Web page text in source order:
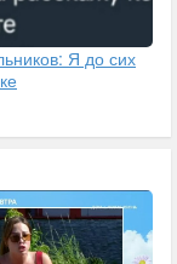
Я до сих